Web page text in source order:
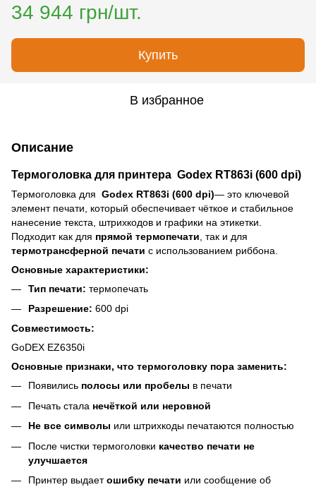
34 944 грн/шт.
Купить
В избранное
Описание
Термоголовка для принтера Godex RT863i (600 dpi)
Термоголовка для Godex RT863i (600 dpi)— это ключевой
элемент печати, который обеспечивает чёткое и стабильное
нанесение текста, штрихкодов и графики на этикетки.
Подходит как для прямой термопечати , так и для
термотрансферной печати с использованием риббона.
Основные характеристики:
Тип печати: термопечать
Разрешение: 600 dpi
Совместимость:
GoDEX EZ6350i
Основные признаки, что термоголовку пора заменить:
Появились полосы или пробелы в печати
Печать стала нечёткой или неровной
Не все символы или штрихкоды печатаются полностью
После чистки термоголовки качество печати не
улучшается
Принтер выдаетошибку печати или сообщение об